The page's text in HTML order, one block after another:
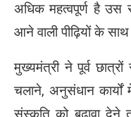
अधिक महत्वपूर्ण है
आने वाली पीढ़ियों के
मुख्यमंत्री ने पूर्व
चलाने, अनुसंधान कार्यों